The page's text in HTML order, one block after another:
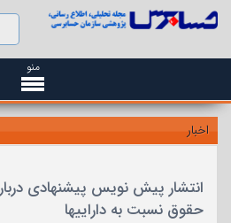
منو
اخبار
انتشار پیش نویس پیشنهادی
حقوق نسبت به داراییها